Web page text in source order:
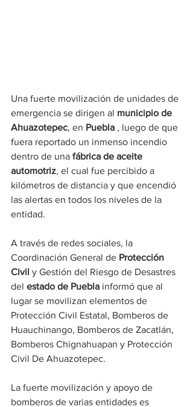
Una fuerte movilización de unidades de
emergencia se dirigen al municipio de
Ahuazotepec, en Puebla , luego de que
fuera reportado un inmenso incendio
dentro de una fábrica de aceite
automotriz, el cual fue percibido a
kilómetros de distancia y que encendió
las alertas en todos los niveles de la
entidad.
A través de redes sociales, la
Coordinación General de Protección
Civil y Gestión del Riesgo de Desastres
del estado de Puebla informó que al
lugar se movilizan elementos de
Protección Civil Estatal, Bomberos de
Huauchinango, Bomberos de Zacatlán,
Bomberos Chignahuapan y Protección
Civil De Ahuazotepec.
La fuerte movilización y apoyo de
bomberos de varias entidades es